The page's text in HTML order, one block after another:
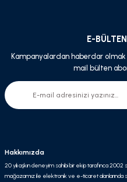
E-
Kampanyalardan haberdar olmak
mail bülten
Hakkımızda
20 yılı aşkın deneyim sahibi bir ekip tarafınca
mağazamız ile elektronik ve e-ticaret